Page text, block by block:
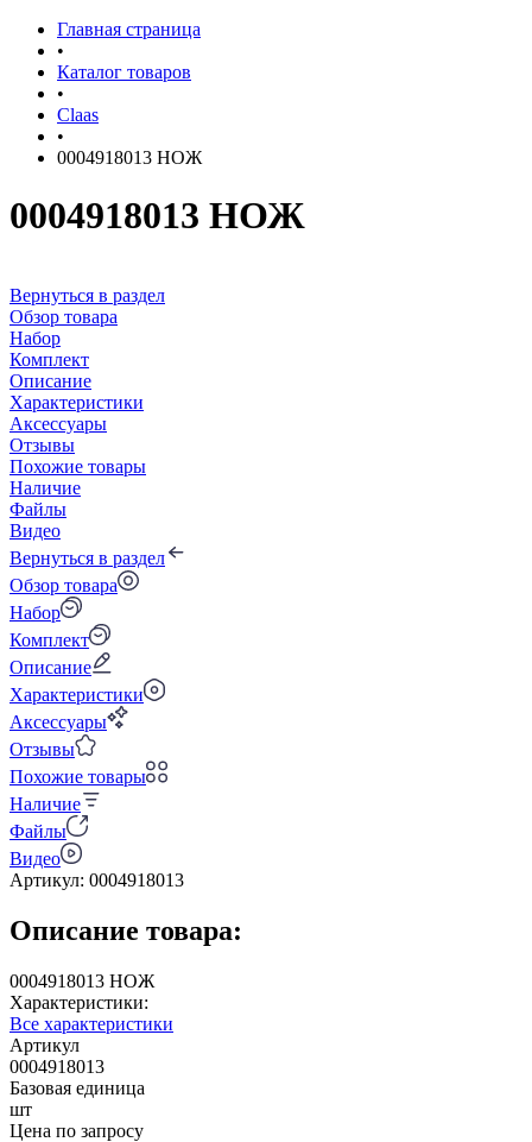
Главная страница
•
Каталог товаров
•
Claas
•
0004918013 НОЖ
0004918013 НОЖ
Вернуться в раздел
Обзор товара
Набор
Комплект
Описание
Характеристики
Аксессуары
Отзывы
Похожие товары
Наличие
Файлы
Видео
Вернуться в раздел
Обзор товара
Набор
Комплект
Описание
Характеристики
Аксессуары
Отзывы
Похожие товары
Наличие
Файлы
Видео
Артикул: 0004918013
Описание товара:
0004918013 НОЖ
Характеристики:
Все характеристики
Артикул
0004918013
Базовая единица
шт
Цена по запросу